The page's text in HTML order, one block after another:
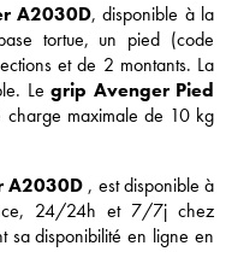
A2030D, disponible à la
tortue, un pied (code
et de 2 montants. La
Le grip Avenger Pied
charge maximale de 10 kg
A2030D , est disponible à
24/24h et 7/7j chez
sa disponibilité en ligne en